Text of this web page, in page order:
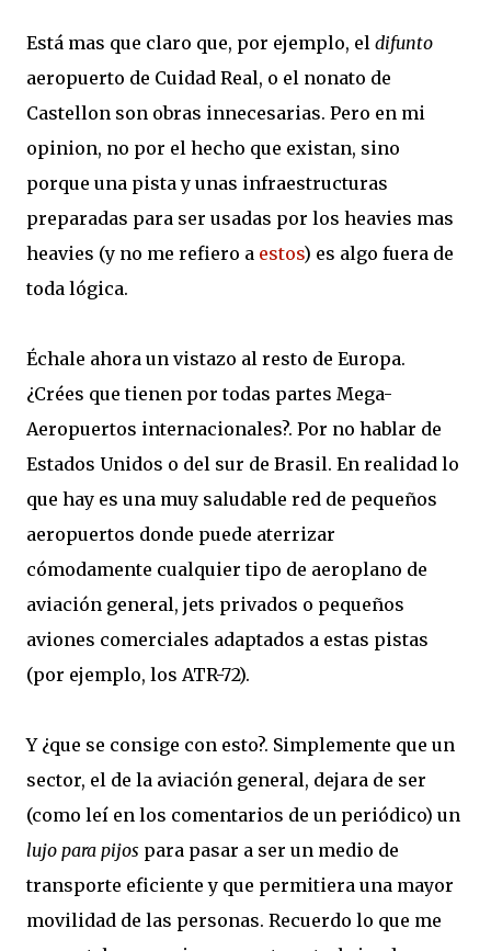
Está mas que claro que, por ejemplo, el difunto
aeropuerto de Cuidad Real, o el nonato de
Castellon son obras innecesarias. Pero en mi
opinion, no por el hecho que existan, sino
porque una pista y unas infraestructuras
preparadas para ser usadas por los heavies mas
heavies (y no me refiero a estos) es algo fuera de
toda lógica.
Échale ahora un vistazo al resto de Europa.
¿Crées que tienen por todas partes Mega-
Aeropuertos internacionales?. Por no hablar de
Estados Unidos o del sur de Brasil. En realidad lo
que hay es una muy saludable red de pequeños
aeropuertos donde puede aterrizar
cómodamente cualquier tipo de aeroplano de
aviación general, jets privados o pequeños
aviones comerciales adaptados a estas pistas
(por ejemplo, los ATR-72).
Y ¿que se consige con esto?. Simplemente que un
sector, el de la aviación general, dejara de ser
(como leí en los comentarios de un periódico) un
lujo para pijos para pasar a ser un medio de
transporte eficiente y que permitiera una mayor
movilidad de las personas. Recuerdo lo que me